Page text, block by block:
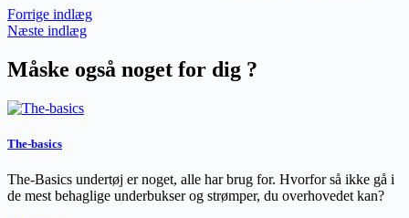
Forrige indlæg
Næste indlæg
Måske også noget for dig ?
The-basics
The-Basics undertøj er noget, alle har brug for. Hvorfor så ikke gå i
de mest behaglige underbukser og strømper, du overhovedet kan?